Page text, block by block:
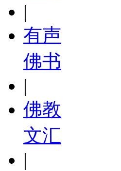
|
有声
佛书
|
佛教
文汇
|